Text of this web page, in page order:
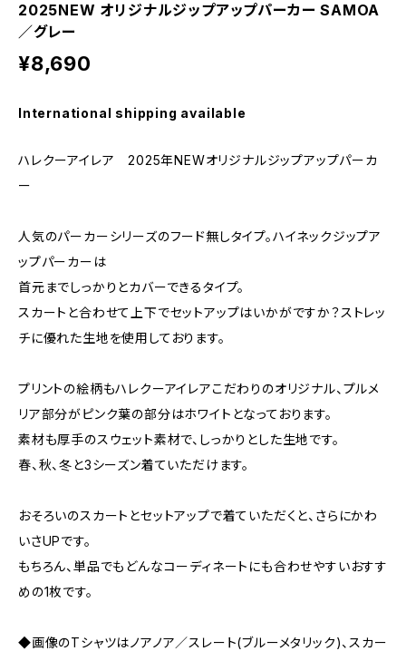
2025NEW オリジナルジップアップパーカー SAMOA
／グレー
¥8,690
International shipping available
ハレクーアイレア 2025年NEWオリジナルジップアップパーカ
ー
人気のパーカーシリーズのフード無しタイプ。ハイネックジップア
ップパーカーは
首元までしっかりとカバーできるタイプ。
スカートと合わせて上下でセットアップはいかがですか？ストレッ
チに優れた生地を使用しております。
プリントの絵柄もハレクーアイレアこだわりのオリジナル、プルメ
リア部分がピンク葉の部分はホワイトとなっております。
素材も厚手のスウェット素材で、しっかりとした生地です。
春、秋、冬と3シーズン着ていただけます。
おそろいのスカートとセットアップで着ていただくと、さらにかわ
いさUPです。
もちろん、単品でもどんなコーディネートにも合わせやすいおすす
めの1枚です。
◆画像のTシャツはノアノア／スレート(ブルーメタリック)、スカー